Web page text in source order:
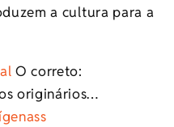
a cultura para a
O correto:
originários…